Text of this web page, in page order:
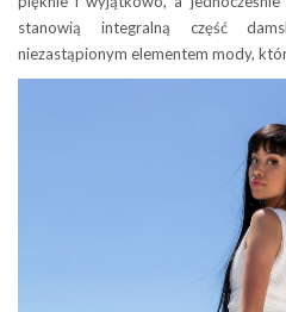
stanowią integralną część
niezastąpionym elementem mody,